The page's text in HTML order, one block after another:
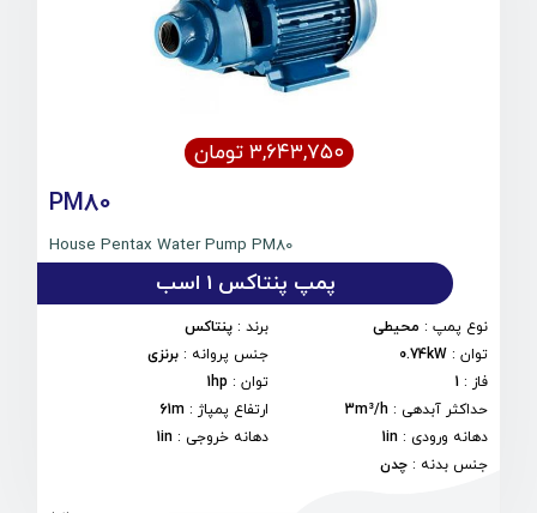
۳,۶۴۳,۷۵۰ تومان
PM80
House Pentax Water Pump PM80
پمپ پنتاکس 1 اسب
نوع پمپ : محیطی برند: پنتاکس
توان :
0.74kW جنس پروانه : برنزی
فاز :
1 توان:
1hp
حداکثر آبدهی :
3m³/h ارتفاع پمپاژ :
61m
دهانه ورودی :
1in دهانه خروجی :
1in
جنس بدنه : چدن